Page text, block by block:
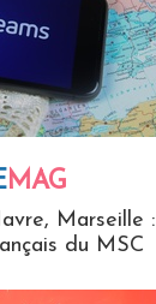
MAG
Marseille :
du MSC